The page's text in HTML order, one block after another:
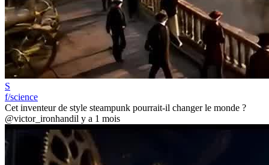
S
f/science
Cet inventeur de style steampunk pourrait-il changer le monde ?
@victor_ironhandil y a 1 mois